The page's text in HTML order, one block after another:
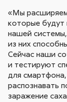
«Мы расширяем
которые будут
нашей
из них
Сейчас наши
и тестируют
для
распознавать
заражение